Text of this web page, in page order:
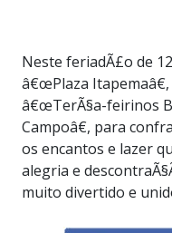
Neste feriadÃ£o de
â€œPlaza
â€œTerÃ§a-feirinos
Campoâ€, para
os encantos e lazer
alegria e
muito divertido e